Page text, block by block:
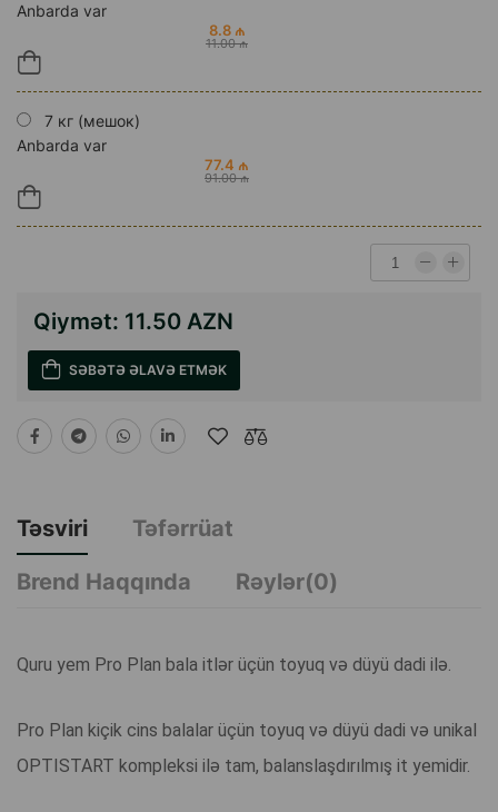
Anbarda var
8.8 ₼
11.00 ₼
7 кг (мешок)
Anbarda var
77.4 ₼
91.00 ₼
Qiymət: 11.50 AZN
SƏBƏTƏ ƏLAVƏ ETMƏK
Təsviri
Təfərrüat
Brend Haqqında
Rəylər(0)
Quru yem Pro Plan bala itlər üçün toyuq və düyü dadi ilə.
Pro Plan kiçik cins balalar üçün toyuq və düyü dadi və unikal
OPTISTART kompleksi ilə tam, balanslaşdırılmış it yemidir.